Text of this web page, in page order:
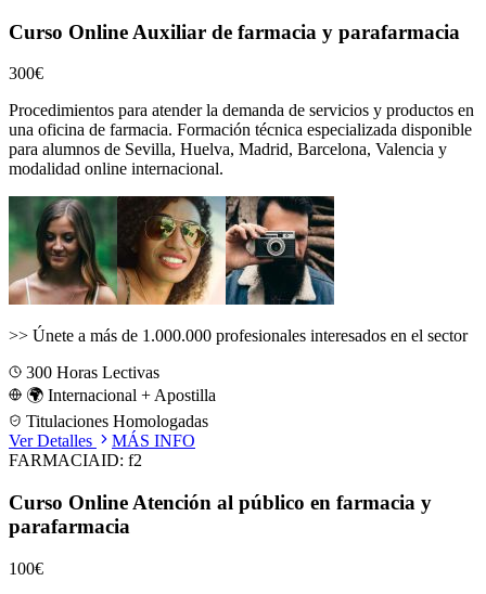
Curso Online Auxiliar de farmacia y parafarmacia
300€
Procedimientos para atender la demanda de servicios y productos en
una oficina de farmacia. Formación técnica especializada disponible
para alumnos de Sevilla, Huelva, Madrid, Barcelona, Valencia y
modalidad online internacional.
>> Únete a más de 1.000.000 profesionales interesados en el sector
300 Horas Lectivas
🌍 Internacional + Apostilla
Titulaciones Homologadas
Ver Detalles
MÁS INFO
FARMACIAID: f2
Curso Online Atención al público en farmacia y
parafarmacia
100€